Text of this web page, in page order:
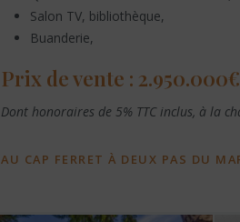
Salon TV, bibliothèque,
Buanderie,
Prix de vente :
Dont honoraires de 5% TTC inclus, à la
AU CAP FERRET À DEUX PAS DU